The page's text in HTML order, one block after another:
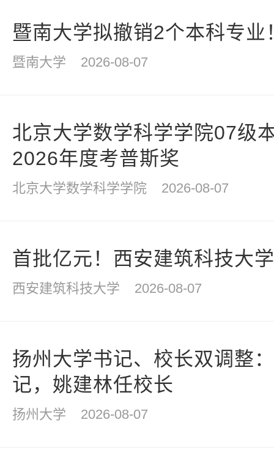
暨南大学拟撤销2个本科专业
暨南大学 2026-08-07
北京大学数学科学学院07级
2026年度考普斯奖
北京大学数学科学学院 2026-08-07
首批亿元！西安建筑科技大
西安建筑科技大学 2026-08-07
扬州大学书记、校长双调整
记，姚建林任校长
扬州大学 2026-08-07